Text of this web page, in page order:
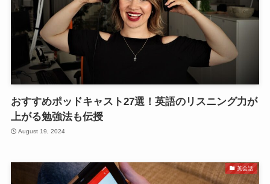
おすすめポッドキャスト27選！英語のリスニング力が
上がる勉強法も伝授
August 19, 2024
英会話